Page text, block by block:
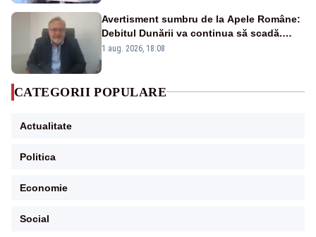
Avertisment sumbru de la Apele Române:
Debitul Dunării va continua să scadă.
Cernavodă s-ar putea închide în 4 zile
1 aug. 2026, 18:08
CATEGORII POPULARE
Actualitate
Politica
Economie
Social